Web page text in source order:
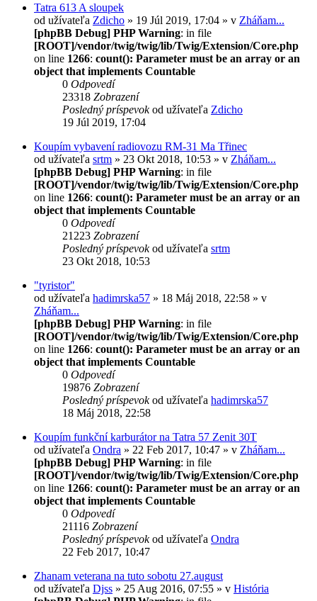
Tatra 613 A sloupek
od užívateľa Zdicho » 19 Júl 2019, 17:04 » v Zháňam...
[phpBB Debug] PHP Warning: in file
[ROOT]/vendor/twig/twig/lib/Twig/Extension/Core.php
on line 1266: count(): Parameter must be an array or an
object that implements Countable
0 Odpovedí
23318 Zobrazení
Posledný príspevokod užívateľa Zdicho
19 Júl 2019, 17:04
Koupím vybavení radiovozu RM-31 Ma Třinec
od užívateľa srtm » 23 Okt 2018, 10:53 » v Zháňam...
[phpBB Debug] PHP Warning: in file
[ROOT]/vendor/twig/twig/lib/Twig/Extension/Core.php
on line 1266: count(): Parameter must be an array or an
object that implements Countable
0 Odpovedí
21223 Zobrazení
Posledný príspevokod užívateľa srtm
23 Okt 2018, 10:53
"tyristor"
od užívateľa hadimrska57 » 18 Máj 2018, 22:58 » v
Zháňam...
[phpBB Debug] PHP Warning: in file
[ROOT]/vendor/twig/twig/lib/Twig/Extension/Core.php
on line 1266: count(): Parameter must be an array or an
object that implements Countable
0 Odpovedí
19876 Zobrazení
Posledný príspevokod užívateľa hadimrska57
18 Máj 2018, 22:58
Koupím funkční karburátor na Tatra 57 Zenit 30T
od užívateľa Ondra » 22 Feb 2017, 10:47 » v Zháňam...
[phpBB Debug] PHP Warning: in file
[ROOT]/vendor/twig/twig/lib/Twig/Extension/Core.php
on line 1266: count(): Parameter must be an array or an
object that implements Countable
0 Odpovedí
21116 Zobrazení
Posledný príspevokod užívateľa Ondra
22 Feb 2017, 10:47
Zhanam veterana na tuto sobotu 27.august
od užívateľa Djss » 25 Aug 2016, 07:55 » v História